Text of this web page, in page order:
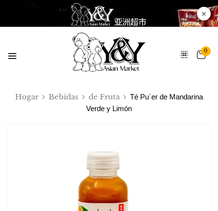
0
Hogar Bebidas de Fruta
Té Pu`er de Mandarina
Verde y Limón